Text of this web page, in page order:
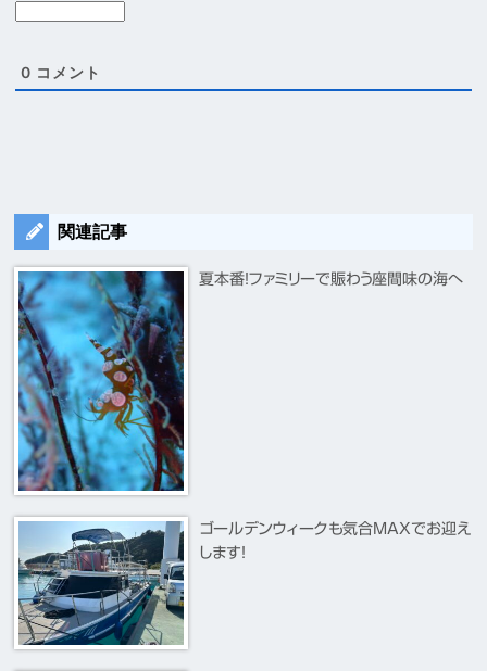
0 コメント
関連記事
夏本番！ファミリーで賑わう座間味の海へ
ゴールデンウィークも気合MAXでお迎え
します！